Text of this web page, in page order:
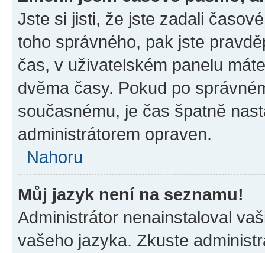
Jste si jisti, že jste zadali
toho správného, pak jste
čas, v uživatelském panelu
dvěma časy. Pokud po
současnému, je čas špatně
administrátorem opraven.
Nahoru
Můj jazyk není na seznamu!
Administrátor nenainstaloval
vašeho jazyka. Zkuste